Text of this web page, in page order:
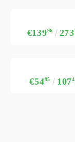
€13996 273
€5495 107